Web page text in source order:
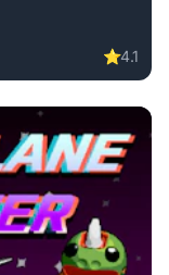
⭐4.1
adventure game,